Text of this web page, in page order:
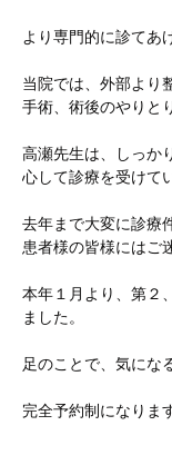
より専門的に診てあ
当院では、外部より
手術、術後のやりと
高瀬先生は、しっか
心して診療を受けて
去年まで大変に診療
患者様の皆様にはご
本年１月より、第２
ました。
足のことで、気にな
完全予約制になりま